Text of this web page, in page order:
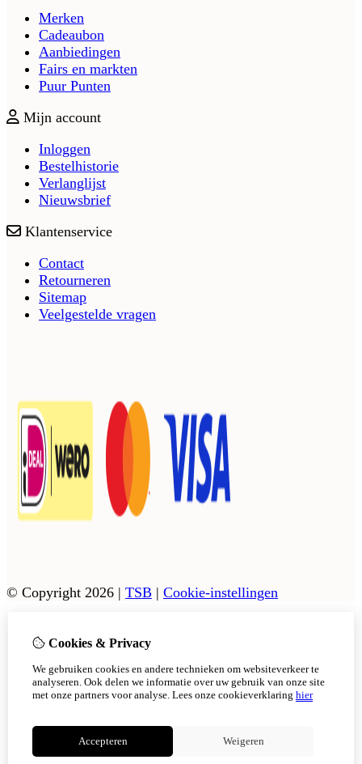
Merken
Cadeaubon
Aanbiedingen
Fairs en markten
Puur Punten
Mijn account
Inloggen
Bestelhistorie
Verlanglijst
Nieuwsbrief
Klantenservice
Contact
Retourneren
Sitemap
Veelgestelde vragen
© Copyright 2026 | TSB | Cookie-instellingen
Cookies & Privacy
We gebruiken cookies en andere technieken om websiteverkeer te
analyseren. Ook delen we informatie over uw gebruik van onze site
met onze partners voor analyse. Lees onze cookieverklaring hier
Accepteren Weigeren
Vanaf 17 augustus zijn onze afhaalpunten in Tholen en
Scherpenisse weer geopend.
In Sint Philipsland kan er op afsppraak afgehaals worden,